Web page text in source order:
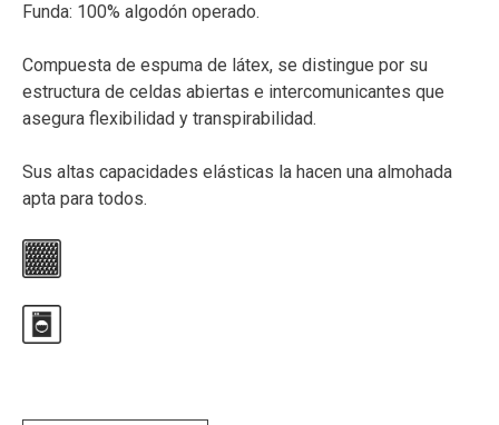
Funda: 100% algodón operado.
Compuesta de espuma de látex, se distingue por su
estructura de celdas abiertas e intercomunicantes que
asegura flexibilidad y transpirabilidad.
Sus altas capacidades elásticas la hacen una almohada
apta para todos.